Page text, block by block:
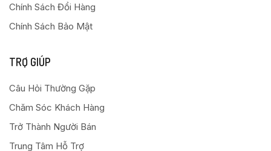
Chính Sách Đổi Hàng
Chính Sách Bảo Mật
TRỢ GIÚP
Câu Hỏi Thường Gặp
Chăm Sóc Khách Hàng
Trở Thành Người Bán
Trung Tâm Hỗ Trợ